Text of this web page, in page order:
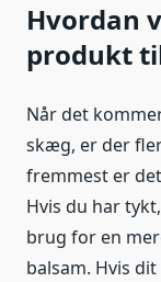
Hvordan
produkt
Når det
skæg, er der
fremmest er
Hvis du har
brug for en
balsam. Hvis